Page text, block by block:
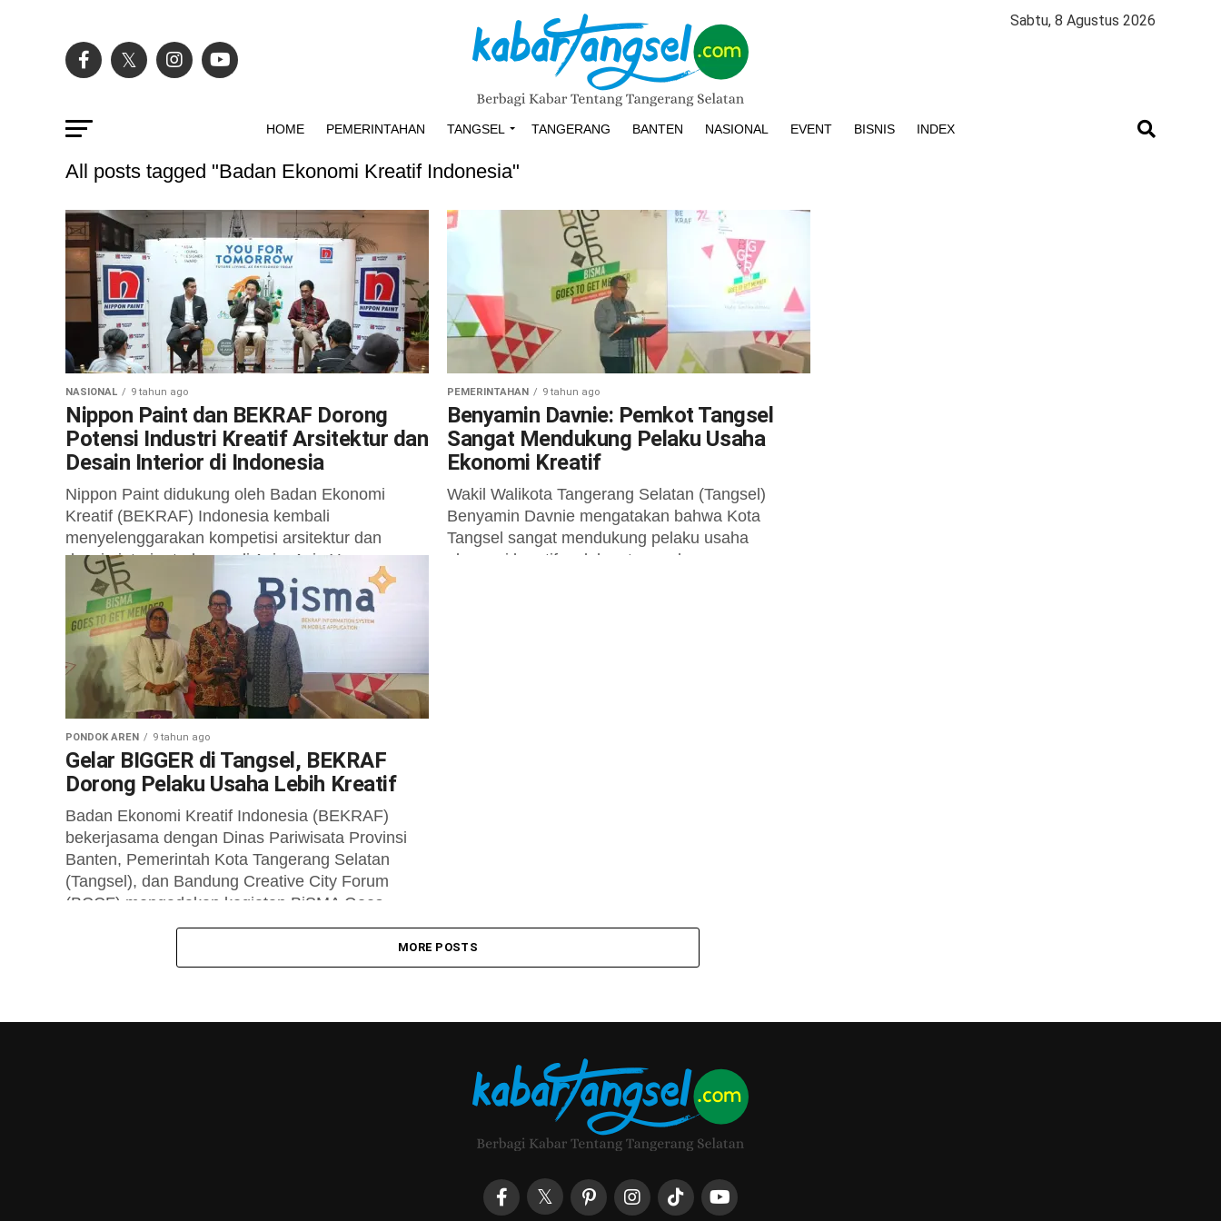
Sabtu, 8 Agustus 2026
HOME PEMERINTAHAN TANGSEL TANGERANG BANTEN NASIONAL EVENT BISNIS INDEX
All posts tagged "Badan Ekonomi Kreatif Indonesia"
NASIONAL 9 tahun ago
Nippon Paint dan BEKRAF Dorong
Potensi Industri Kreatif Arsitektur dan
Desain Interior di Indonesia
Nippon Paint didukung oleh Badan Ekonomi
Kreatif (BEKRAF) Indonesia kembali
menyelenggarakan kompetisi arsitektur dan
desain interior terbesar di Asia; Asia Young
Designer Award (AYDA). Kompetisi AYDA...
PEMERINTAHAN 9 tahun ago
Benyamin Davnie: Pemkot Tangsel
Sangat Mendukung Pelaku Usaha
Ekonomi Kreatif
Wakil Walikota Tangerang Selatan (Tangsel)
Benyamin Davnie mengatakan bahwa Kota
Tangsel sangat mendukung pelaku usaha
ekonomi kreatif, salah satunya dengan
PONDOK AREN 9 tahun ago
Gelar BIGGER di Tangsel, BEKRAF
Dorong Pelaku Usaha Lebih Kreatif
Badan Ekonomi Kreatif Indonesia (BEKRAF)
bekerjasama dengan Dinas Pariwisata Provinsi
Banten, Pemerintah Kota Tangerang Selatan
(Tangsel), dan Bandung Creative City Forum
(BCCF) mengadakan kegiatan BiSMA Goes...
MORE POSTS